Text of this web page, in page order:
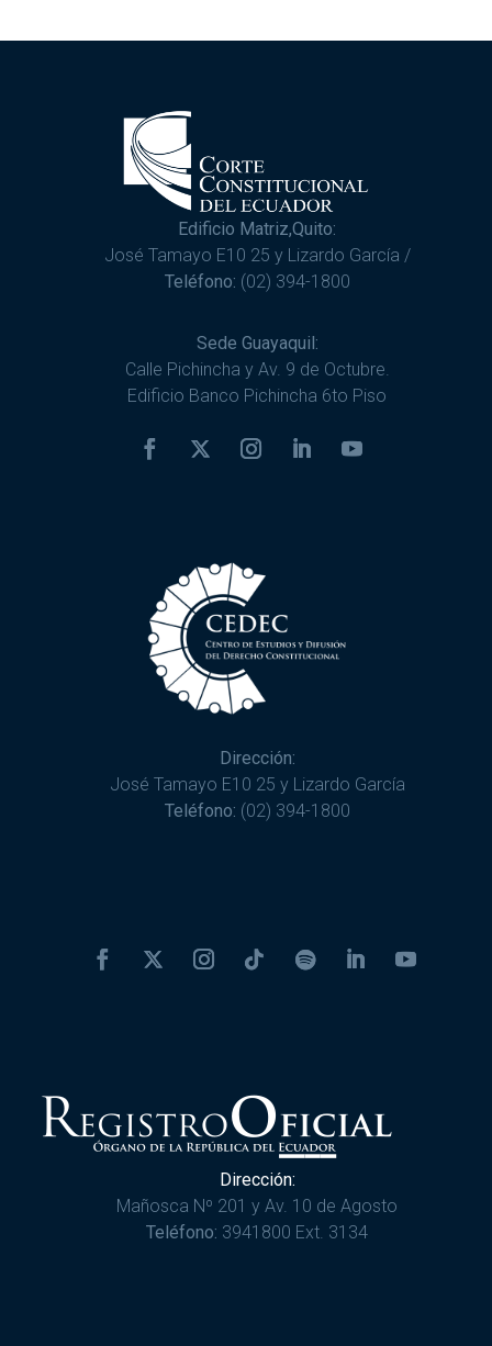
Edificio Matriz,Quito:
José Tamayo E10 25 y Lizardo García /
Teléfono: (02) 394-1800
Sede Guayaquil:
Calle Pichincha y Av. 9 de Octubre.
Edificio Banco Pichincha 6to Piso
Dirección:
José Tamayo E10 25 y Lizardo García
Teléfono: (02) 394-1800
Dirección:
Mañosca Nº 201 y Av. 10 de Agosto
Teléfono: 3941800 Ext. 3134